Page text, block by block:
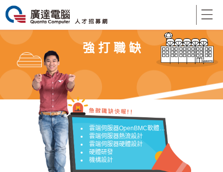
強 打 職 缺
雲端伺服器OpenBMC軟體開發設計
雲端伺服器熱流設計
雲端伺服器硬體設計
硬體研發
機構設計